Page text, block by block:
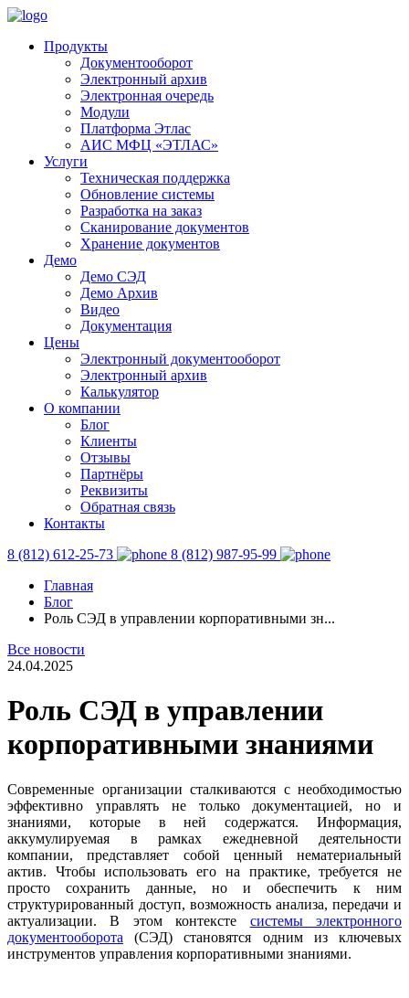
Продукты
Документооборот
Электронный архив
Электронная очередь
Модули
Платформа Этлас
АИС МФЦ «ЭТЛАС»
Услуги
Техническая поддержка
Обновление системы
Разработка на заказ
Сканирование документов
Хранение документов
Демо
Демо СЭД
Демо Архив
Видео
Документация
Цены
Электронный документооборот
Электронный архив
Калькулятор
О компании
Блог
Клиенты
Отзывы
Партнёры
Реквизиты
Обратная связь
Контакты
8 (812) 612-25-73
8 (812) 987-95-99
Главная
Блог
Роль СЭД в управлении корпоративными зн...
Все новости
24.04.2025
Роль СЭД в управлении
корпоративными знаниями
Современные организации сталкиваются с необходимостью
эффективно управлять не только документацией, но и
знаниями, которые в ней содержатся. Информация,
аккумулируемая в рамках ежедневной деятельности
компании, представляет собой ценный нематериальный
актив. Чтобы использовать его на практике, требуется не
просто сохранить данные, но и обеспечить к ним
структурированный доступ, возможность анализа, передачи и
актуализации. В этом контексте системы электронного
документооборота (СЭД) становятся одним из ключевых
инструментов управления корпоративными знаниями.